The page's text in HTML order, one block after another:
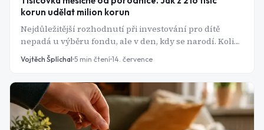
korun udělat milion korun
Nejdůležitější rozhodnutí při investování pro dítě
nepadá u výběru fondu, ale v den, kdy se narodí. Kolik
peněz je "dost" a kam je poslat?
Vojtěch Šplíchal 5 min čtení 14. července